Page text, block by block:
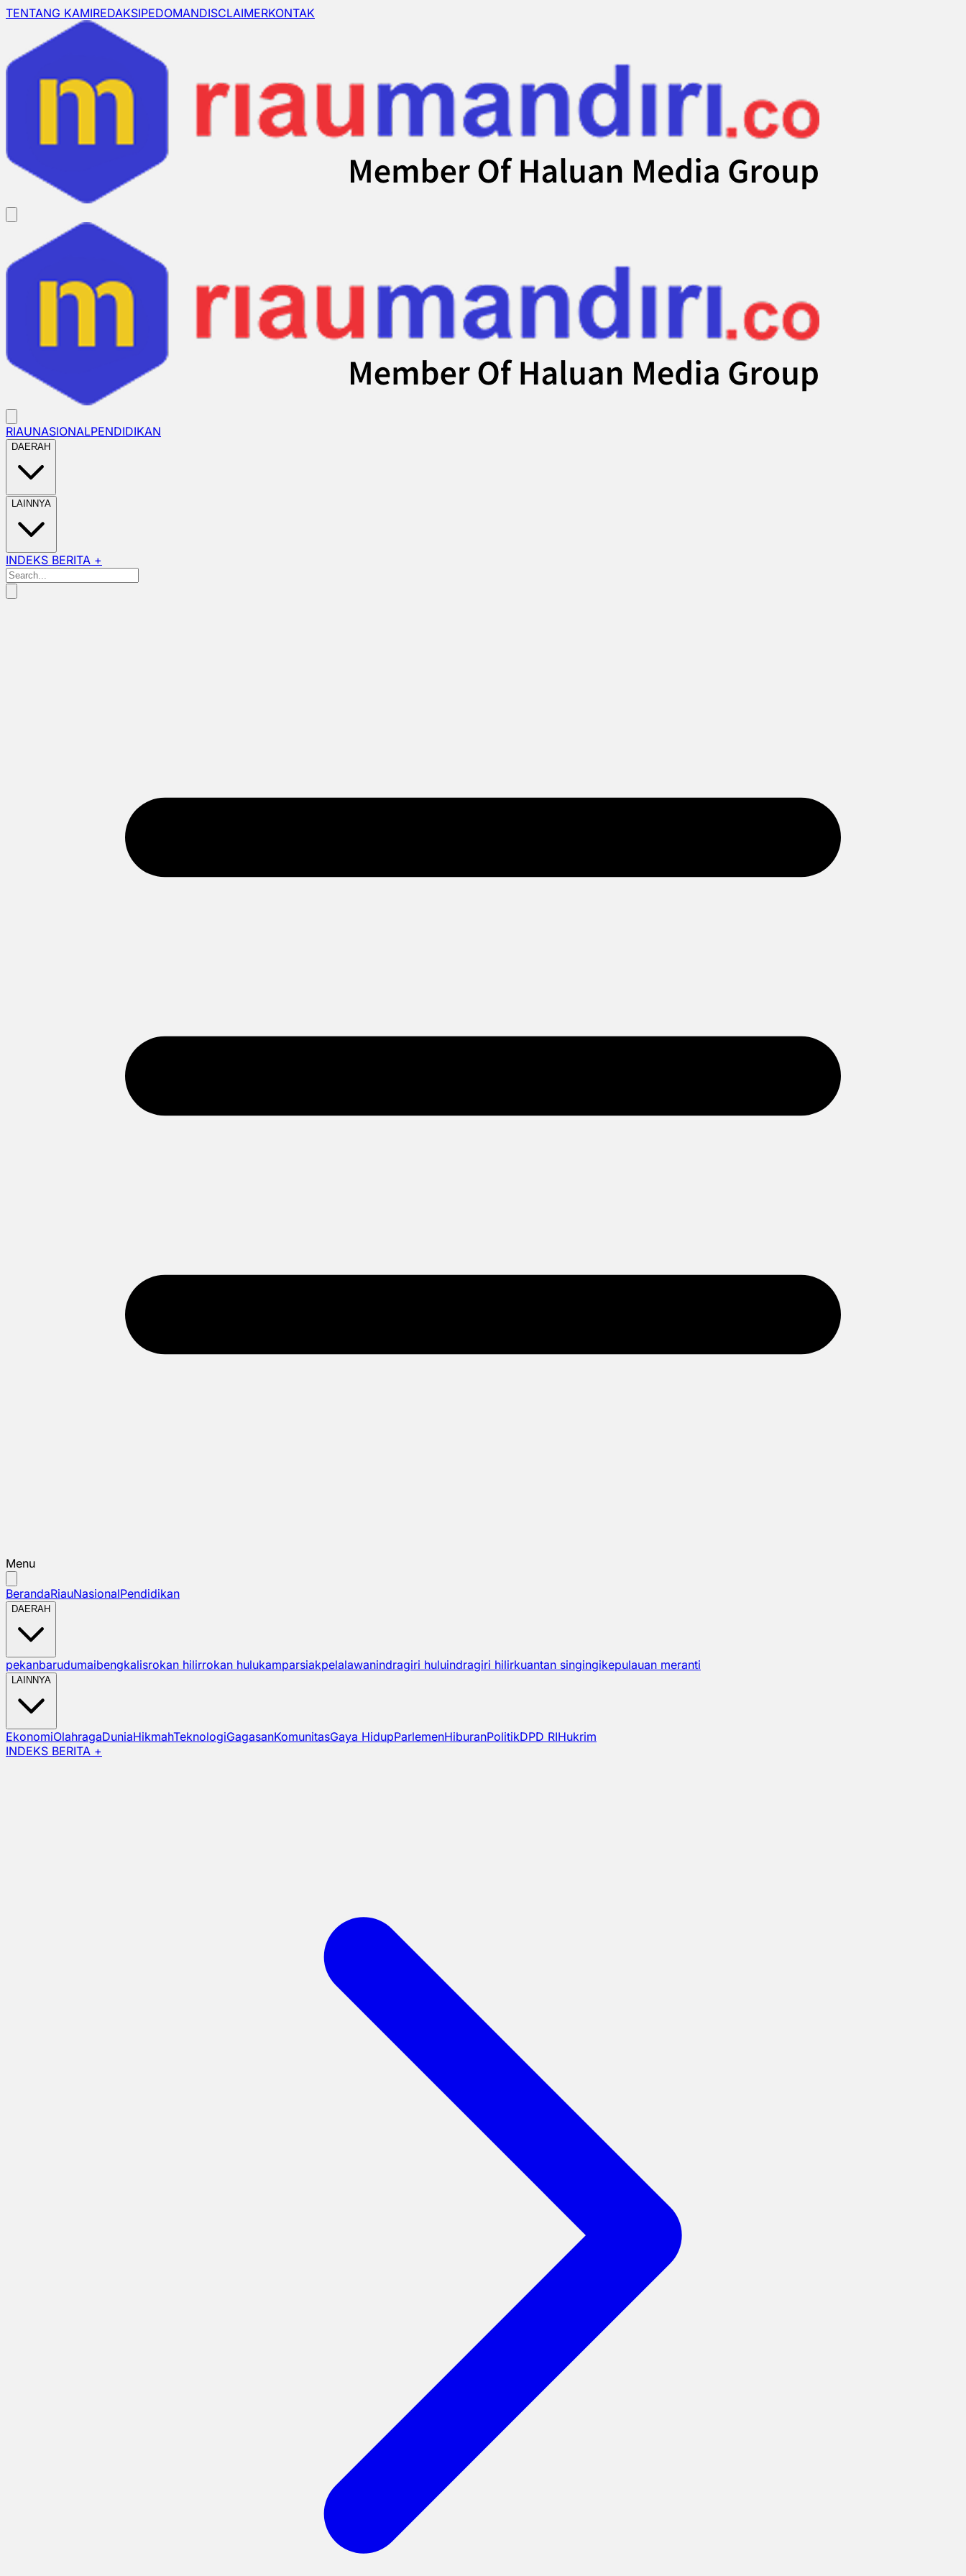
TENTANG KAMIREDAKSIPEDOMANDISCLAIMERKONTAK
RIAUNASIONALPENDIDIKAN
DAERAH
LAINNYA
INDEKS BERITA +
Menu
BerandaRiauNasionalPendidikan
DAERAH
pekanbarudumaibengkalisrokan hilirrokan hulukamparsiakpelalawanindragiri huluindragiri hilirkuantan singingikepulauan meranti
LAINNYA
EkonomiOlahragaDuniaHikmahTeknologiGagasanKomunitasGaya HidupParlemenHiburanPolitikDPD RIHukrim
INDEKS BERITA +